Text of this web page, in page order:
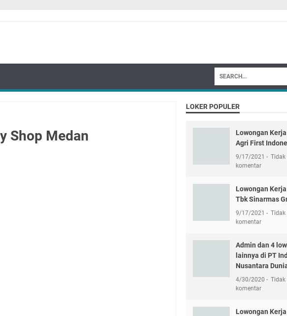
Shop Medan
LOKER POPULER
Lowongan
Agri First
9/17/2021
Tidak
komentar
Lowongan
Tbk Sinarmas
9/17/2021
Tidak
komentar
Admin dan 4
lainnya di PT
Nusantara
4/30/2020
Tidak
komentar
Lowongan